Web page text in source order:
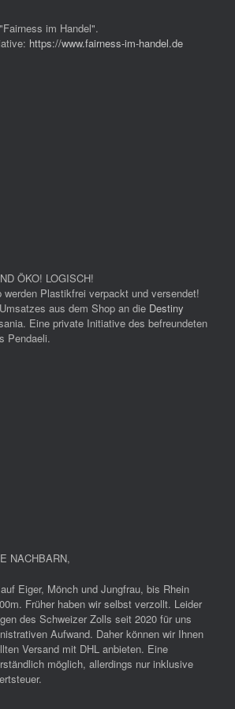
im Handel".
https://www.fairness-im-handel.de
ÖKO! LOGISCH!
werden Plastikfrei verpackt und versendet!
aus dem Shop an die Destiny
Eine private Initiative des befreundeten
Pendaeli.
NACHBARN,
Eiger, Mönch und Jungfrau, bis Rhein
Früher haben wir selbst verzollt. Leider
des Schweizer Zolls seit 2020 für uns
Aufwand. Daher können wir Ihnen
Versand mit DHL anbieten. Eine
möglich, allerdings nur inklusive